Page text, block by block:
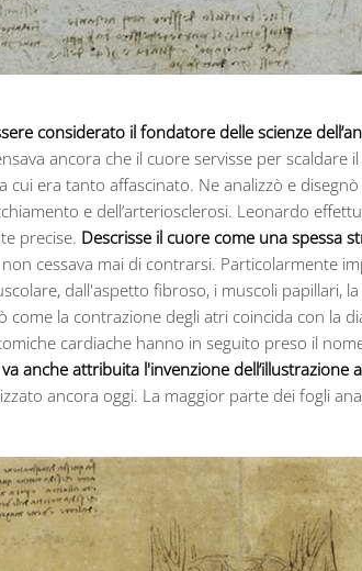
considerato il fondatore delle scienze
ancora che il cuore servisse per
cui era tanto affascinato. Ne analizzò e
e dell’arteriosclerosi. Leonardo
precise. Descrisse il cuore come una spessa
cessava mai di contrarsi. Particolarmente
dall'aspetto fibroso, i muscoli papillari,
come la contrazione degli atri coincida con la
cardiache hanno in seguito preso il
anche attribuita l'invenzione dell’illustrazione
ancora oggi. La maggior parte dei fogli